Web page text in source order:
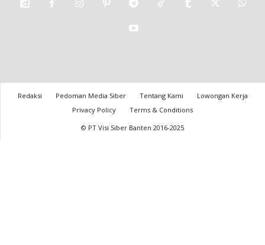
Redaksi Pedoman Media Siber Tentang Kami
Lowongan Kerja
Privacy Policy
Terms & Conditions
© PT Visi Siber Banten 2016-2025